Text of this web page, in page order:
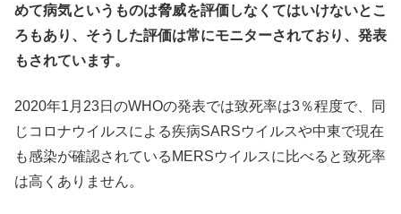
めて病気というものは脅威を評価しなくてはいけないとこ
ろもあり、そうした評価は常にモニターされており、発表
もされています。
2020年1月23日のWHOの発表では致死率は3％程度で、同
じコロナウイルスによる疾病SARSウイルスや中東で現在
も感染が確認されているMERSウイルスに比べると致死率
は高くありません。